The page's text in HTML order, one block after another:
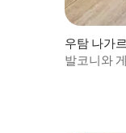
우탐 나가
발코니와